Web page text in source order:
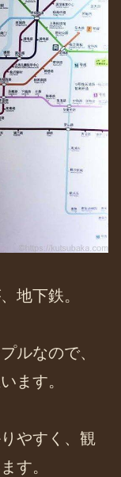
地下鉄。
ルなので、
ます。
やすく、観
す。